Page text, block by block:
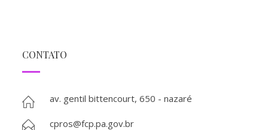
CONTATO
av. gentil bittencourt, 650 - nazaré
cpros@fcp.pa.gov.br